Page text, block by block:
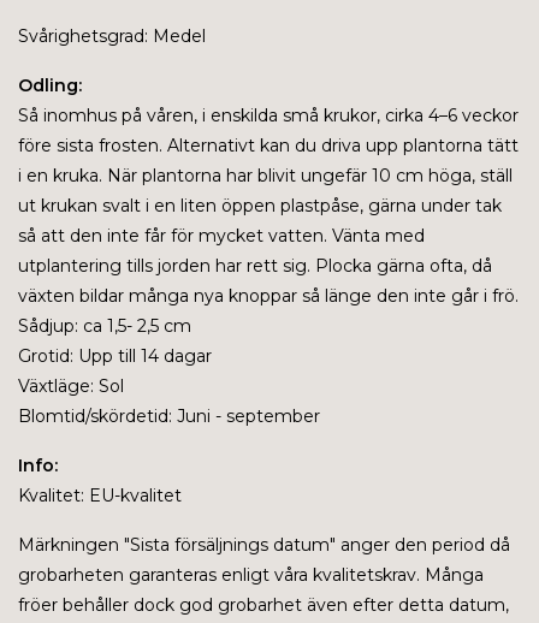
Svårighetsgrad: Medel
Odling:
Så inomhus på våren, i enskilda små krukor, cirka 4–6 veckor
före sista frosten. Alternativt kan du driva upp plantorna tätt
i en kruka. När plantorna har blivit ungefär 10 cm höga, ställ
ut krukan svalt i en liten öppen plastpåse, gärna under tak
så att den inte får för mycket vatten. Vänta med
utplantering tills jorden har rett sig. Plocka gärna ofta, då
växten bildar många nya knoppar så länge den inte går i frö.
Sådjup: ca 1,5- 2,5 cm
Grotid: Upp till 14 dagar
Växtläge: Sol
Blomtid/skördetid: Juni - september
Info:
Kvalitet: EU-kvalitet
Märkningen "Sista försäljnings datum" anger den period då
grobarheten garanteras enligt våra kvalitetskrav. Många
fröer behåller dock god grobarhet även efter detta datum,